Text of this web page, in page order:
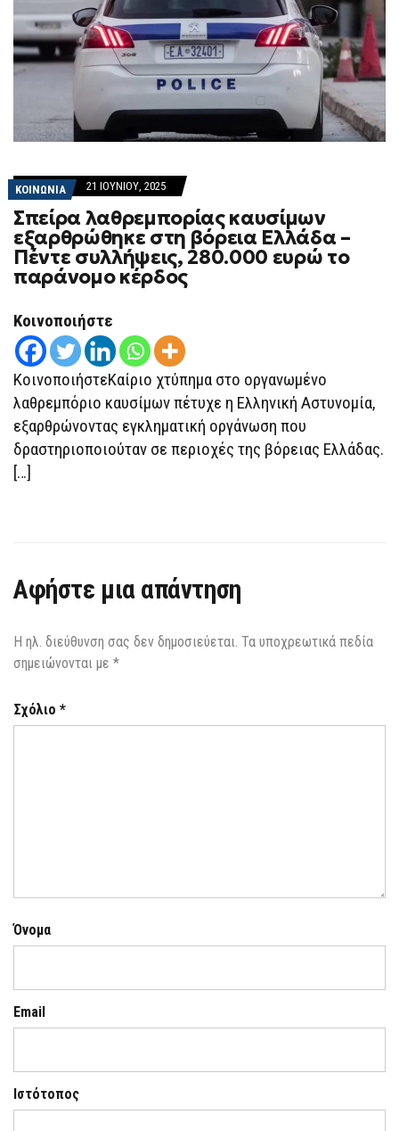
ΚΟΙΝΩΝΙΑ 21 ΙΟΥΝΊΟΥ, 2025
Σπείρα λαθρεμπορίας καυσίμων
εξαρθρώθηκε στη βόρεια Ελλάδα –
Πέντε συλλήψεις, 280.000 ευρώ το
παράνομο κέρδος
Κοινοποιήστε
ΚοινοποιήστεΚαίριο χτύπημα στο οργανωμένο
λαθρεμπόριο καυσίμων πέτυχε η Ελληνική Αστυνομία,
εξαρθρώνοντας εγκληματική οργάνωση που
δραστηριοποιούταν σε περιοχές της βόρειας Ελλάδας.
[…]
Αφήστε μια απάντηση
Η ηλ. διεύθυνση σας δεν δημοσιεύεται. Τα υποχρεωτικά πεδία
σημειώνονται με *
Σχόλιο *
Όνομα
Email
Ιστότοπος